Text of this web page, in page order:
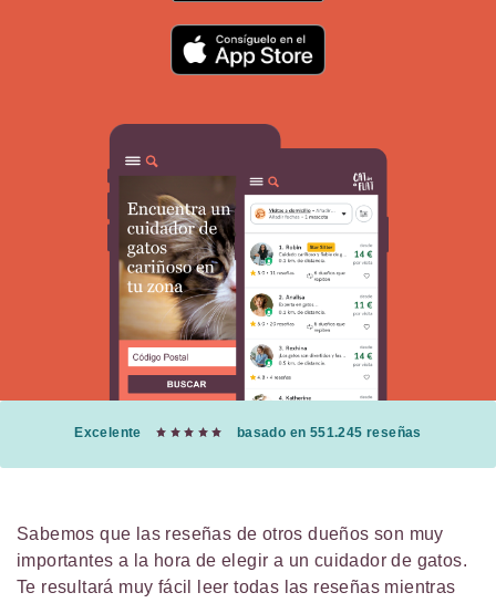
Excelente basado en 551.245 reseñas
Sabemos que las reseñas de otros dueños son muy
importantes a la hora de elegir a un cuidador de gatos.
Te resultará muy fácil leer todas las reseñas mientras